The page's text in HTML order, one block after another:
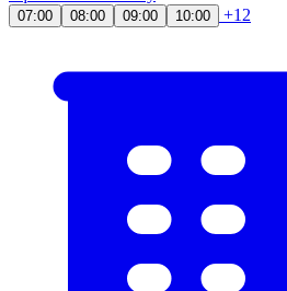
07:00 08:00 09:00 10:00 +12